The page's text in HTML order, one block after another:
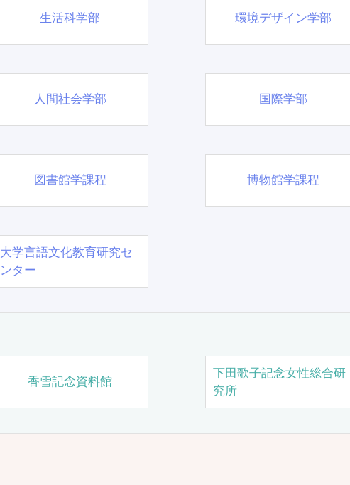
生活科学部 環境デザイン学部
人間社会学部 国際学部
図書館学課程 博物館学課程
大学言語文化教育研究セ
ンター
香雪記念資料館
下田歌子記念女性総合研
究所